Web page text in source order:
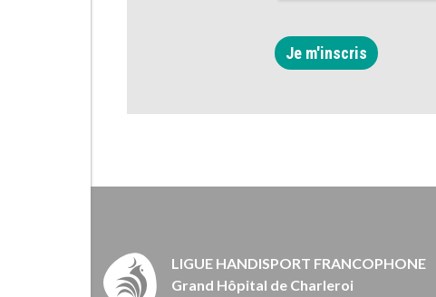
Je m'inscris
LIGUE HANDISPORT FRANCOPHONE
Grand Hôpital de Charleroi